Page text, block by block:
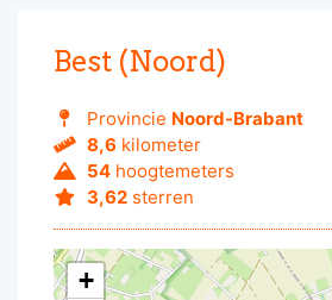
Best (Noord)
Provincie Noord-Brabant
8,6 kilometer
54hoogtemeters
3,62sterren
+